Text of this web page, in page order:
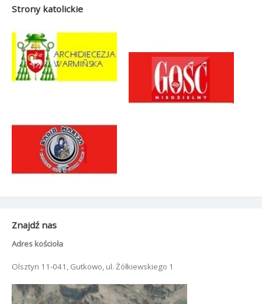
Strony katolickie
Znajdź nas
Adres kościoła
Olsztyn 11-041, Gutkowo, ul. Żółkiewskiego 1